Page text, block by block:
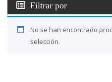
Filtrar por
No se han encontrado
selección.